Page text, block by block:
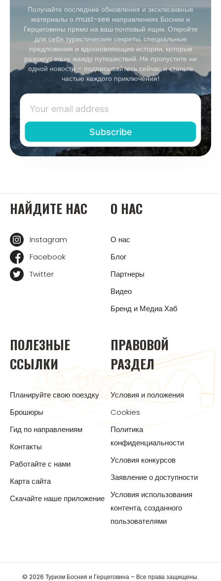
Получайте последние обновления и эксклюзивные
материалы о must-see направлениях Боснии и
Герцеговины прямо на ваш почтовый ящик. Откройте
для себя туристические секреты, специальные
предложения и вдохновляющие истории, которые
разожгут вашу жажду путешествий. Не пропустите ни
одной новости – подписывайтесь сейчас и станьте
частью каждого приключения!
НАЙДИТЕ НАС
Instagram
Facebook
Twitter
О НАС
О нас
Блог
Партнеры
Видео
Бренд и Медиа Хаб
ПОЛЕЗНЫЕ
ССЫЛКИ
Планируйте свою поездку
Брошюры
Гид по направлениям
Контакты
Работайте с нами
Карта сайта
Скачайте наше приложение
ПРАВОВОЙ
РАЗДЕЛ
Условия и положения
Cookies
Политика
конфиденциальности
Условия конкурсов
Заявление о доступности
Условия использования
контента, созданного
пользователями
© 2026 Туризм Босния и Герцеговина – Все права защищены.